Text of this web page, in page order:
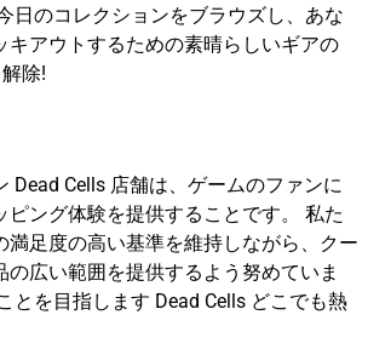
日のコレクションをブラウズし、あな
キアウトするための素晴らしいギアの
除!
Dead Cells 店舗は、ゲームのファンに
ピング体験を提供することです。 私た
満足度の高い基準を維持しながら、クー
の広い範囲を提供するよう努めていま
とを目指します Dead Cells どこでも熱